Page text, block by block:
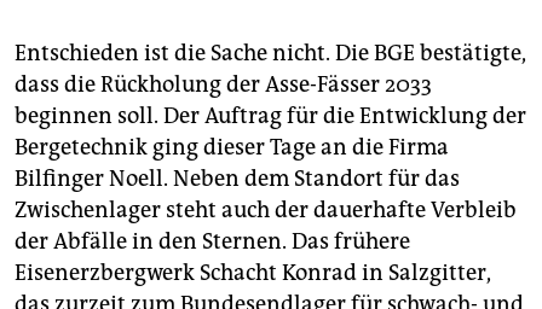
Entschieden ist die Sache nicht. Die BGE bestätigte,
dass die Rückholung der Asse-Fässer 2033
beginnen soll. Der Auftrag für die Entwicklung der
Bergetechnik ging dieser Tage an die Firma
Bilfinger Noell. Neben dem Standort für das
Zwischenlager steht auch der dauerhafte Verbleib
der Abfälle in den Sternen. Das frühere
Eisenerzbergwerk Schacht Konrad in Salzgitter,